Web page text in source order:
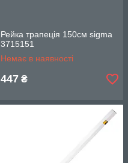
Рейка трапеція 150см sigma
3715151
Немає в наявності
447 ₴